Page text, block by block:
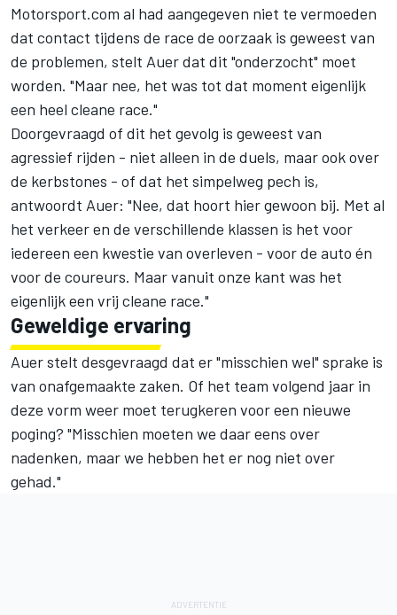
Motorsport.com al had aangegeven niet te vermoeden
dat contact tijdens de race de oorzaak is geweest van
de problemen, stelt Auer dat dit "onderzocht" moet
worden. "Maar nee, het was tot dat moment eigenlijk
een heel cleane race."
Doorgevraagd of dit het gevolg is geweest van
agressief rijden - niet alleen in de duels, maar ook over
de kerbstones - of dat het simpelweg pech is,
antwoordt Auer: "Nee, dat hoort hier gewoon bij. Met al
het verkeer en de verschillende klassen is het voor
iedereen een kwestie van overleven - voor de auto én
voor de coureurs. Maar vanuit onze kant was het
eigenlijk een vrij cleane race."
Geweldige ervaring
Auer stelt desgevraagd dat er "misschien wel" sprake is
van onafgemaakte zaken. Of het team volgend jaar in
deze vorm weer moet terugkeren voor een nieuwe
poging? "Misschien moeten we daar eens over
nadenken, maar we hebben het er nog niet over
gehad."